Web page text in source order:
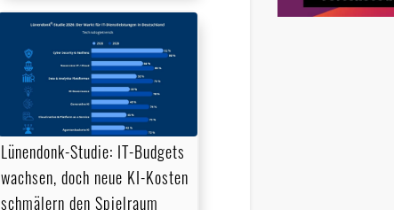
Lünendonk-Studie: IT-Budgets
wachsen, doch neue KI-Kosten
schmälern den Spielraum